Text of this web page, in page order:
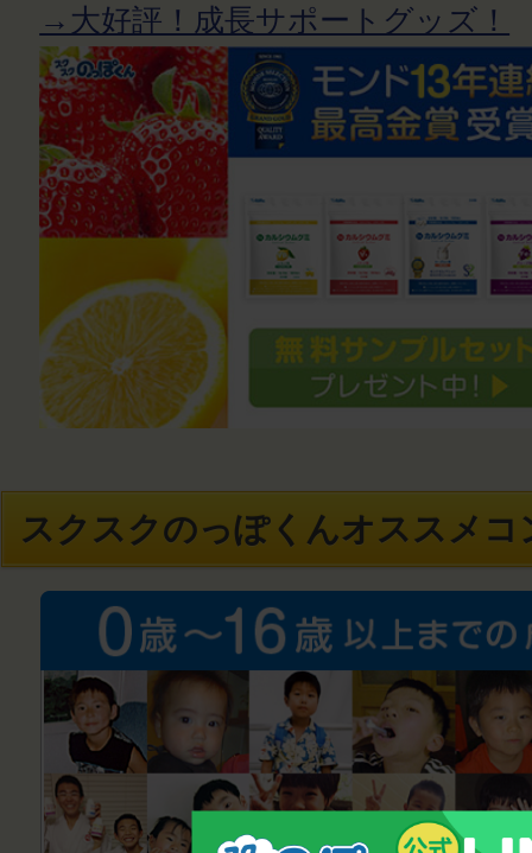
→大好評！成長サポートグッズ！
スクスクのっぽくんオススメコ